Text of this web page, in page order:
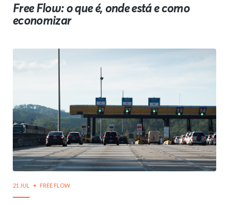
Free Flow: o que é, onde está e como
economizar
21 JUL FREE FLOW